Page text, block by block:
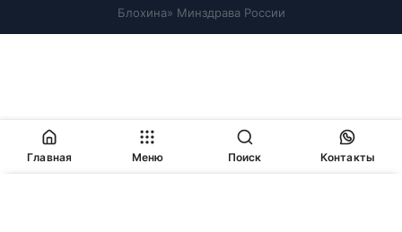
Блохина» Минздрава России
Главная Меню Поиск Контакты